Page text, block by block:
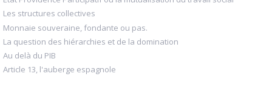
Les structures collectives
Monnaie souveraine, fondante ou pas.
La question des hiérarchies et de la domination
Au delà du PIB
Article 13, l'auberge espagnole